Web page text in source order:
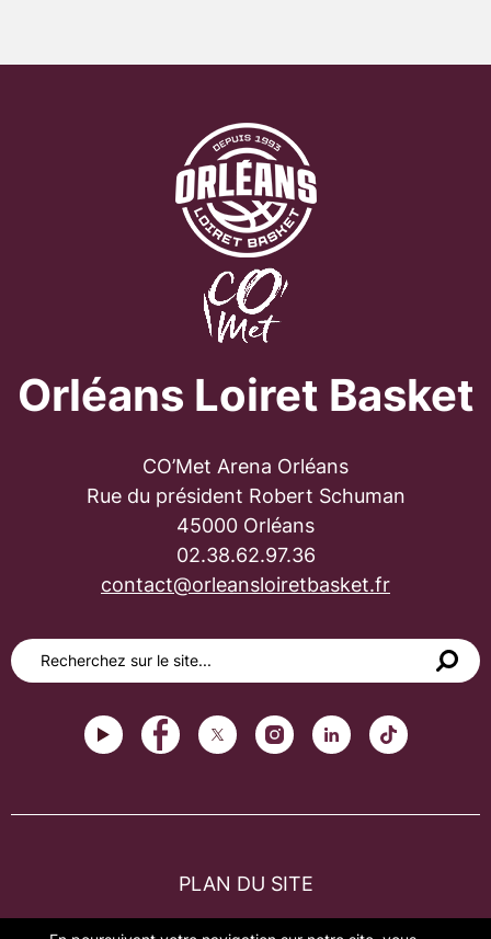
Orléans Loiret Basket
CO’Met Arena Orléans
Rue du président Robert Schuman
45000 Orléans
02.38.62.97.36
contact@orleansloiretbasket.fr
PLAN DU SITE
FAQ